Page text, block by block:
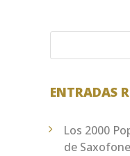
ENTRADAS
Los 2000
de